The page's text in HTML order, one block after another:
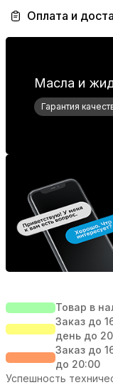
Оплата и
Масла и
Гарантия
Товар в
Заказ до
день до
Заказ до
до 20:00
Успешность